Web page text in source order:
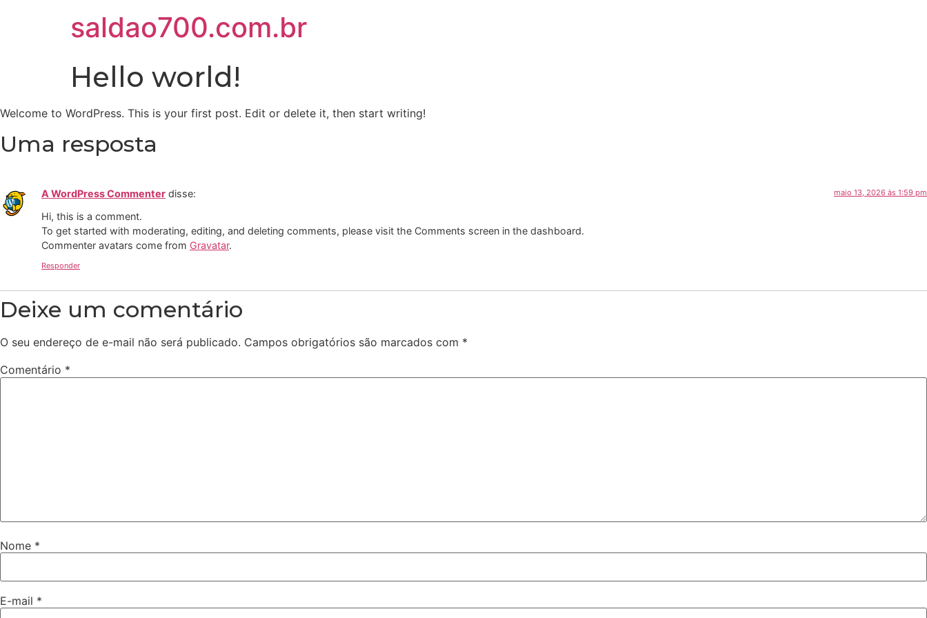
saldao700.com.br
Hello world!
Welcome to WordPress. This is your first post. Edit or delete it, then start writing!
Uma resposta
A WordPress Commenter disse: maio 13, 2026 às 1:59 pm
Hi, this is a comment.
To get started with moderating, editing, and deleting comments, please visit the Comments screen in the dashboard.
Commenter avatars come from Gravatar.
Responder
Deixe um comentário
O seu endereço de e-mail não será publicado. Campos obrigatórios são marcados com *
Comentário *
Nome *
E-mail *